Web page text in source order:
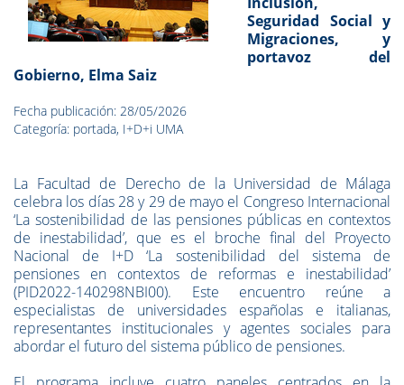
Seguridad Social y
Migraciones, y
portavoz del
Gobierno, Elma Saiz
Fecha publicación: 28/05/2026
Categoría: portada, I+D+i UMA
La Facultad de Derecho de la Universidad de Málaga
celebra los días 28 y 29 de mayo el Congreso Internacional
‘La sostenibilidad de las pensiones públicas en contextos
de inestabilidad’, que es el broche final del Proyecto
Nacional de I+D ‘La sostenibilidad del sistema de
pensiones en contextos de reformas e inestabilidad’
(PID2022-140298NBI00). Este encuentro reúne a
especialistas de universidades españolas e italianas,
representantes institucionales y agentes sociales para
abordar el futuro del sistema público de pensiones.